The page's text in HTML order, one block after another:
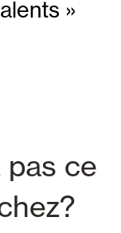
»
pas ce